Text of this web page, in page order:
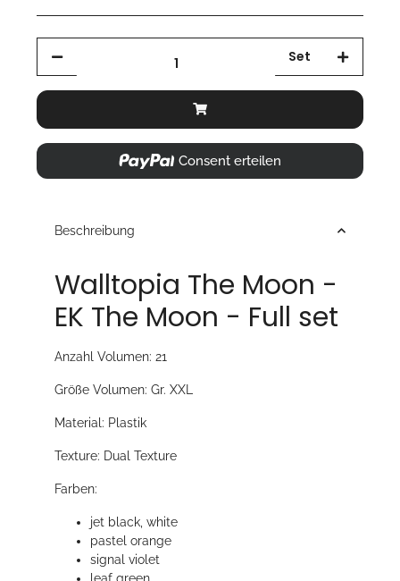
Set
Consent erteilen
Beschreibung
Walltopia The Moon -
EK The Moon - Full set
Anzahl Volumen: 21
Größe Volumen: Gr. XXL
Material: Plastik
Texture: Dual Texture
Farben:
jet black, white
pastel orange
signal violet
leaf green